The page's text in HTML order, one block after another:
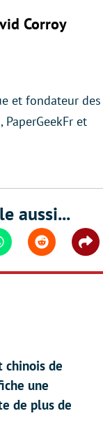
Corroy
et fondateur des
et
aussi...
Reddit
chinois de
une
de plus de